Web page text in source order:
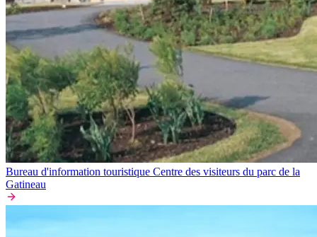
Bureau d'information touristique Centre des visiteurs du parc de la
Gatineau